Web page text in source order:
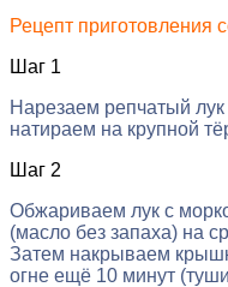
Рецепт приготовления
Шаг 1
Нарезаем репчатый
натираем на крупной
Шаг 2
Обжариваем лук с
(масло без запаха) на
Затем накрываем
огне ещё 10 минут